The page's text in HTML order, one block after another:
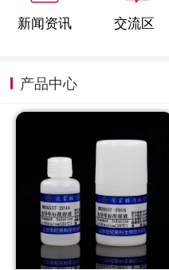
新闻资讯 交流区
产品中心
定制仪器
新闻资讯
公司主页
购物车
会员中心